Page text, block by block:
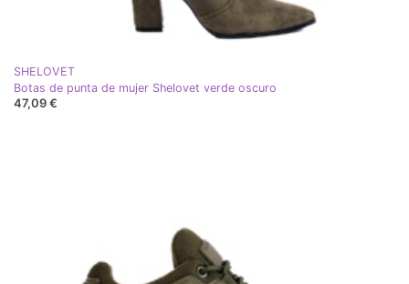
SHELOVET
Botas de punta de mujer Shelovet verde oscuro
47,09 €